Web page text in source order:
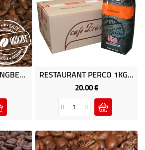
MOKA HARRAR LONGBERRY 1kg - Café D' Afrique RESTAURANT PERCO 1KG (ROUGE) - Café Brésilia
20.00 €Price